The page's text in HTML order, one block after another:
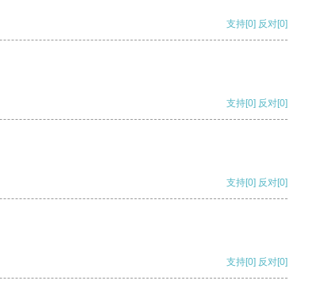
支持[0] 反对[0]
支持[0] 反对[0]
支持[0] 反对[0]
支持[0] 反对[0]